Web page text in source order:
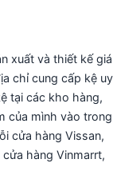
xuất và thiết kế giá
chỉ cung cấp kệ uy
tại các kho hàng,
của mình vào trong
cửa hàng Vissan,
hàng Vinmarrt,